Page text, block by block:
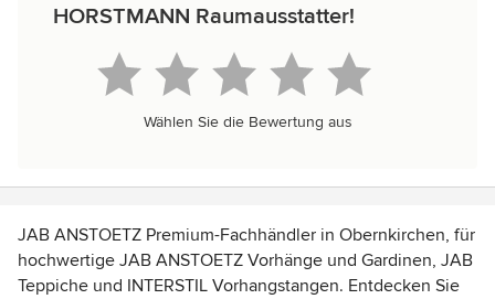
HORSTMANN Raumausstatter!
Wählen Sie die Bewertung aus
JAB ANSTOETZ Premium-Fachhändler in Obernkirchen, für
hochwertige JAB ANSTOETZ Vorhänge und Gardinen, JAB
Teppiche und INTERSTIL Vorhangstangen. Entdecken Sie